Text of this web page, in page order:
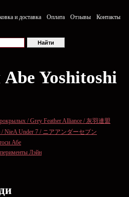
и доставка Оплата Отзывы
Контакты
Abe Yoshitoshi
/ Grey Feather Alliance / 灰羽連盟
/ NieA Under 7 / ニアアンダーセブン
Абе
Лэйн